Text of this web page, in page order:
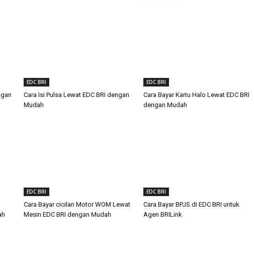
EDC BRI
Cara Isi Pulsa Lewat EDC BRI dengan
Mudah
EDC BRI
Cara Bayar Kartu Halo Lewat EDC BRI
dengan Mudah
EDC BRI
Cara Bayar cicilan Motor WOM Lewat
Mesin EDC BRI dengan Mudah
EDC BRI
Cara Bayar BPJS di EDC BRI untuk
Agen BRILink